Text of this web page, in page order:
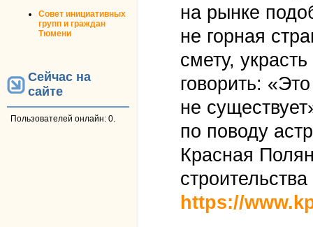
Совет инициативных
групп и граждан
Тюмени
Сейчас на
сайте
Пользователей онлайн: 0.
на рынке
не горная
смету,
говорить:
не
по поводу
Красная
https://